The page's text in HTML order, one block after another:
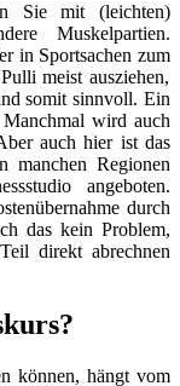
Sie mit (leichten)
Muskelpartien.
in Sportsachen zum
meist ausziehen,
somit sinnvoll. Ein
wird auch
auch hier ist das
manchen Regionen
angeboten.
durch
das kein Problem,
direkt abrechnen
können, hängt vom